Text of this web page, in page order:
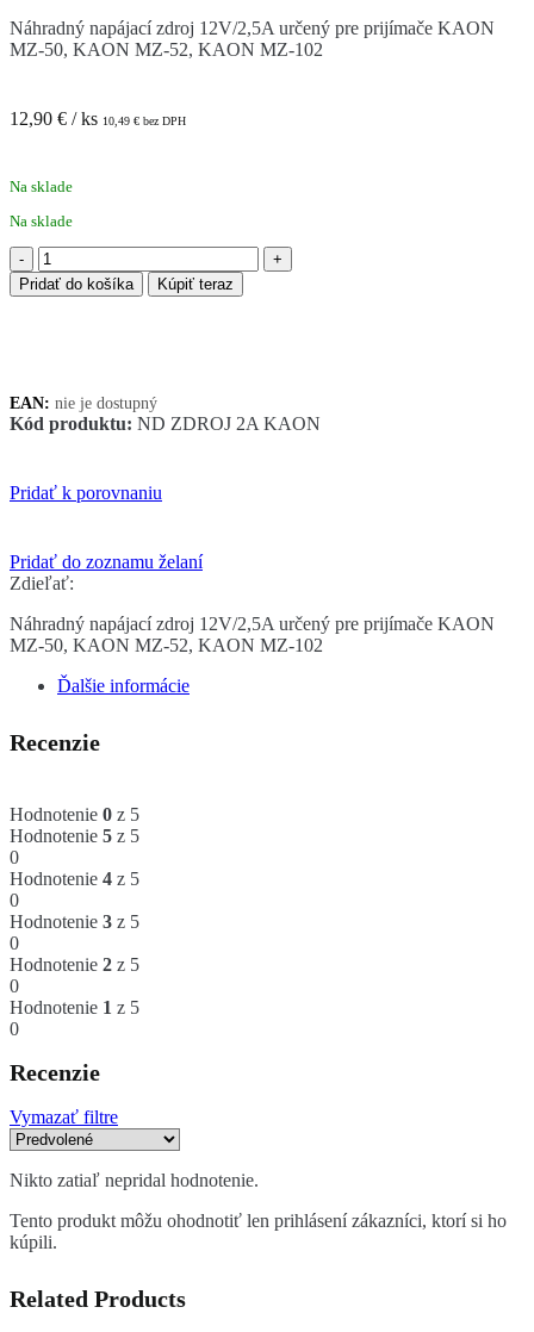
Náhradný napájací zdroj 12V/2,5A určený pre prijímače KAON
MZ-50, KAON MZ-52, KAON MZ-102
12,90 € / ks 10,49 € bez DPH
Na sklade
Na sklade
množstvo
Náhradný
napájací
Pridať do košíka Kúpiť teraz
EAN: nie je dostupný
Kód produktu: ND ZDROJ 2A KAON
Pridať k porovnaniu
Pridať do zoznamu želaní
Zdieľať:
Náhradný napájací zdroj 12V/2,5A určený pre prijímače KAON
MZ-50, KAON MZ-52, KAON MZ-102
Ďalšie informácie
Recenzie
Hodnotenie 0 z 5
Hodnotenie 5 z 5
0
Hodnotenie 4 z 5
0
Hodnotenie 3 z 5
0
Hodnotenie 2 z 5
0
Hodnotenie 1 z 5
0
Recenzie
Vymazať filtre
Nikto zatiaľ nepridal hodnotenie.
Tento produkt môžu ohodnotiť len prihlásení zákazníci, ktorí si ho
kúpili.
Related Products